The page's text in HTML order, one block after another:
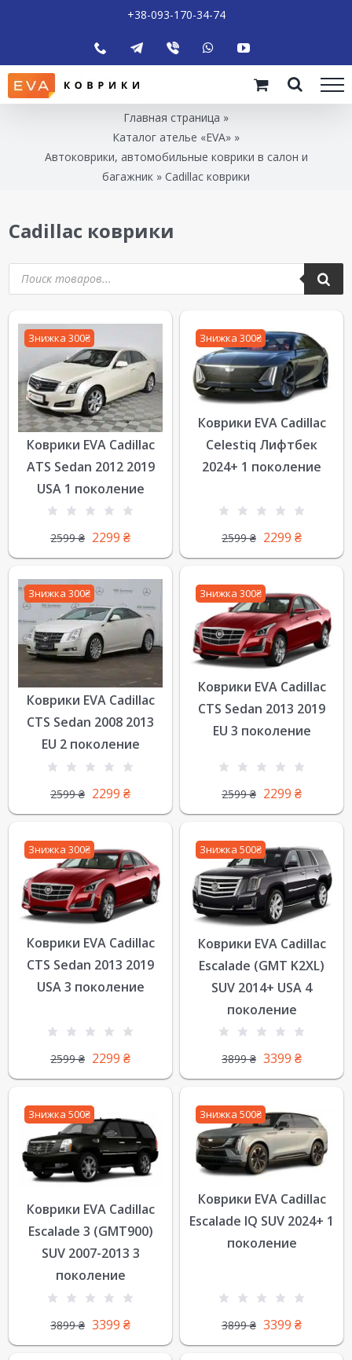
+38-093-170-34-74
Главная страница »
Каталог ателье «EVA» »
Автоковрики, автомобильные коврики в салон и
багажник » Cadillac коврики
Cadillac коврики
Знижка 300₴
Коврики EVA Cadillac
ATS Sedan 2012 2019
USA 1 поколение
2599₴ 2299 ₴
Знижка 300₴
Коврики EVA Cadillac
Celestiq Лифтбек
2024+ 1 поколение
2599₴ 2299 ₴
Знижка 300₴
Коврики EVA Cadillac
CTS Sedan 2008 2013
EU 2 поколение
2599₴ 2299 ₴
Знижка 300₴
Коврики EVA Cadillac
CTS Sedan 2013 2019
EU 3 поколение
2599₴ 2299 ₴
Знижка 300₴
Коврики EVA Cadillac
CTS Sedan 2013 2019
USA 3 поколение
2599₴ 2299 ₴
Знижка 500₴
Коврики EVA Cadillac
Escalade (GMT K2XL)
SUV 2014+ USA 4
поколение
3899₴ 3399 ₴
Знижка 500₴
Коврики EVA Cadillac
Escalade 3 (GMT900)
SUV 2007-2013 3
поколение
3899₴ 3399 ₴
Знижка 500₴
Коврики EVA Cadillac
Escalade IQ SUV 2024+ 1
поколение
3899₴ 3399 ₴